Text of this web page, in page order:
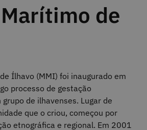
de
Ílhavo (MMI) foi inaugurado em
processo de gestação
de ilhavenses. Lugar de
que o criou, começou por
etnográfica e regional. Em 2001